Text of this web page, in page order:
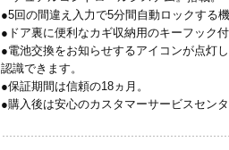
●5回の間違え入力で5分間自動ロックする機
●ドア裏に便利なカギ収納用のキーフック付
●電池交換をお知らせするアイコンが点灯
認識できます。
●保証期間は信頼の18ヵ月。
●購入後は安心のカスタマーサービスセンタ